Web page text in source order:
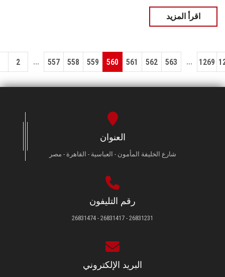
اقرأ المزيد
2 ... 557 558 559 560 561 562 563 ... 1269
العنوان
شارع الخليفة المأمون - العباسية - القاهرة - مصر
رقم التليفون
26831231 - 26831417 - 26831474
البريد الإلكتروني